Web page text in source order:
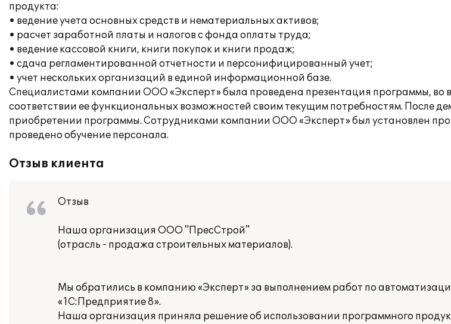
продукта:
• ведение учета основных средств и нематериальных активов;
• расчет заработной платы и налогов с фонда оплаты труда;
• ведение кассовой книги, книги покупок и книги продаж;
• сдача регламентированной отчетности и персонифицированный учет;
• учет нескольких организаций в единой информационной базе.
Специалистами компании ООО «Эксперт» была проведена презентация программы, во
соответствии ее функциональных возможностей своим текущим потребностям. После
приобретении программы. Сотрудниками компании ООО «Эксперт» был установлен
проведено обучение персонала.
Отзыв клиента
Отзыв
Наша организация ООО "ПресСтрой"
(отрасль - продажа строительных материалов).
Мы обратились в компанию «Эксперт» за выполнением работ по
«1С:Предприятие 8».
Наша организация приняла решение об использовании программного